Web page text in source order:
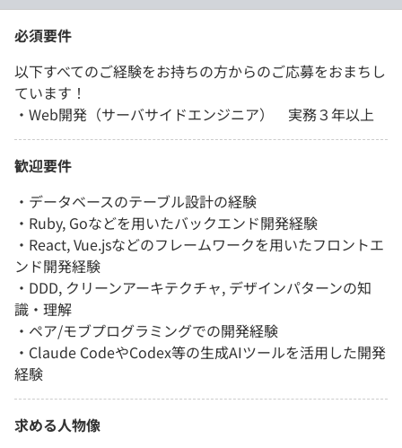
必須要件
以下すべてのご経験をお持ちの方からのご応募をおまちし
ています！
・Web開発（サーバサイドエンジニア） 実務３年以上
歓迎要件
・データベースのテーブル設計の経験
・Ruby, Goなどを用いたバックエンド開発経験
・React, Vue.jsなどのフレームワークを用いたフロントエ
ンド開発経験
・DDD, クリーンアーキテクチャ, デザインパターンの知
識・理解
・ペア/モブプログラミングでの開発経験
・Claude CodeやCodex等の生成AIツールを活用した開発
経験
求める人物像